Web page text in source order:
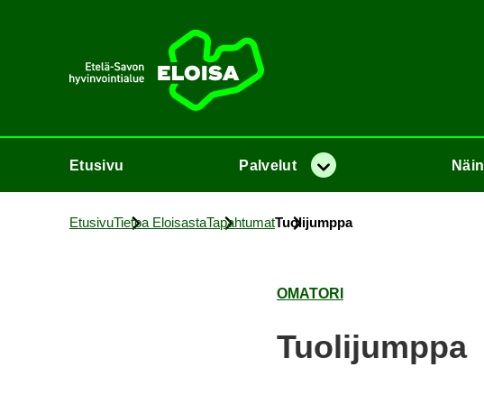
Etusi­vu
Etusi­vu Pal­ve­lut Va­lik­ko Näin
Etusi­vuTie­toa Eloi­sas­taTa­pah­tu­matTuo­li­jump­pa
OMA­TO­RI
Tuo­li­jump­pa